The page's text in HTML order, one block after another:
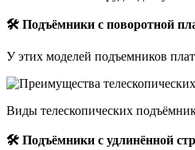
🛠 Подъёмники с поворотной
У этих моделей подъемников
Виды телескопических
🛠 Подъёмники с удлинённой